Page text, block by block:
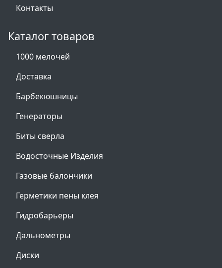
Контакты
Каталог товаров
1000 мелочей
Доставка
Барбекюшницы
Генераторы
Биты сверла
Водосточные Изделия
Газовые балончики
Герметики пены клея
Гидробарьеры
Дальнометры
Диски